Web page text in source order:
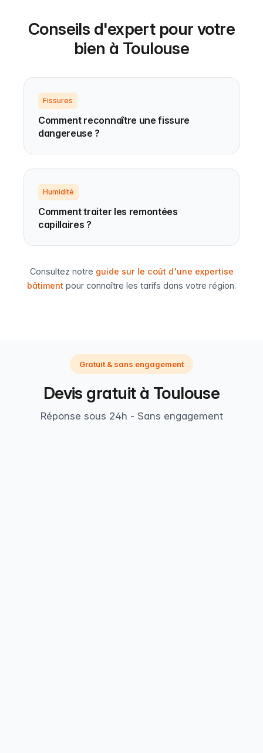
Conseils d'expert pour votre
bien à Toulouse
Fissures
Comment reconnaître une fissure
dangereuse ?
Humidité
Comment traiter les remontées
capillaires ?
Consultez notre guide sur le coût d'une expertise
bâtiment pour connaître les tarifs dans votre région.
Gratuit & sans engagement
Devis gratuit à Toulouse
Réponse sous 24h - Sans engagement